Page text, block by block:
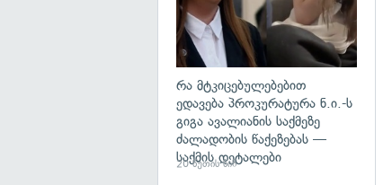
რა მტკიცებულებებით
ედავება პროკურატურა ნ.ი.-ს
გიგა ავალიანის საქმეზე
ძალადობის წაქეზებას —
საქმის დეტალები
20 წუთის წინ